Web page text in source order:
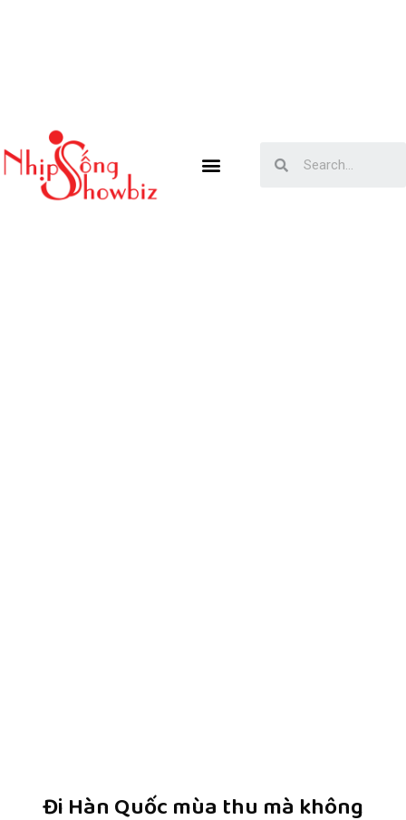
Đi Hàn Quốc mùa thu mà không